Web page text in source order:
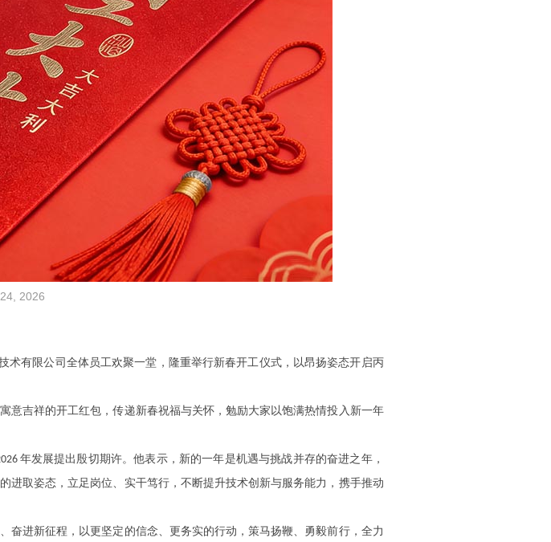
2026
术有限公司全体员工欢聚一堂，隆重举行新春开工仪式，以昂扬姿态开启丙
意吉祥的开工红包，传递新春祝福与关怀，勉励大家以饱满热情投入新一年
年发展提出殷切期许。他表示，新的一年是机遇与挑战并存的奋进之年，
进取姿态，立足岗位、实干笃行，不断提升技术创新与服务能力，携手推动
进新征程，以更坚定的信念、更务实的行动，策马扬鞭、勇毅前行，全力